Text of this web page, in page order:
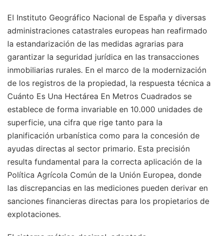
El Instituto Geográfico Nacional de España y diversas
administraciones catastrales europeas han reafirmado
la estandarización de las medidas agrarias para
garantizar la seguridad jurídica en las transacciones
inmobiliarias rurales. En el marco de la modernización
de los registros de la propiedad, la respuesta técnica a
Cuánto Es Una Hectárea En Metros Cuadrados se
establece de forma invariable en 10.000 unidades de
superficie, una cifra que rige tanto para la
planificación urbanística como para la concesión de
ayudas directas al sector primario. Esta precisión
resulta fundamental para la correcta aplicación de la
Política Agrícola Común de la Unión Europea, donde
las discrepancias en las mediciones pueden derivar en
sanciones financieras directas para los propietarios de
explotaciones.